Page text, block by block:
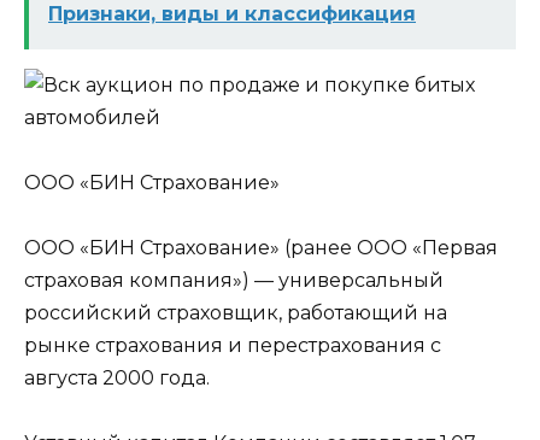
Признаки, виды и классификация
ООО «БИН Страхование»
ООО «БИН Страхование» (ранее ООО «Первая
страховая компания») — универсальный
российский страховщик, работающий на
рынке страхования и перестрахования с
августа 2000 года.